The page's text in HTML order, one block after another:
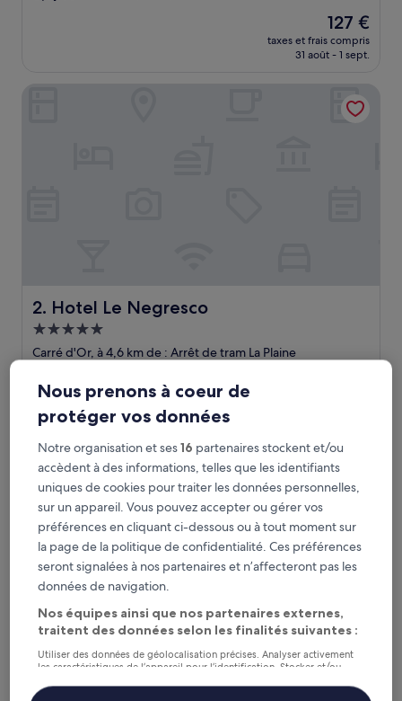
Le
nouveau
prix
de
127 €
127 €
taxes et frais compris
31 août - 1 sept.
2. Hotel Le Negresco
Hotel Le Negresco
Hébergement
5.0 étoiles
Carré d'Or, à 4,6 km de : Arrêt de tram La Plaine
sur
Exceptionnel,
est
de
866 €
3. Hotel West End Nice Promenade
Hotel West End Nice Promenade
Hotel West End Nice Promenade
Nous prenons à coeur de
protéger vos données
Notre organisation et ses16 partenaires stockent et/ou
accèdent à des informations, telles que les identifiants
uniques de cookies pour traiter les données personnelles,
sur un appareil. Vous pouvez accepter ou gérer vos
préférences en cliquant ci-dessous ou à tout moment sur
la page de la politique de confidentialité. Ces préférences
seront signalées à nos partenaires et n’affecteront pas les
données de navigation.
Nos équipes ainsi que nos partenaires externes,
traitent des données selon les finalités suivantes :
Utiliser des données de géolocalisation précises. Analyser activement
les caractéristiques de l’appareil pour l’identification. Stocker et/ou
personnalisés, mesure de performance des publicités et du contenu,